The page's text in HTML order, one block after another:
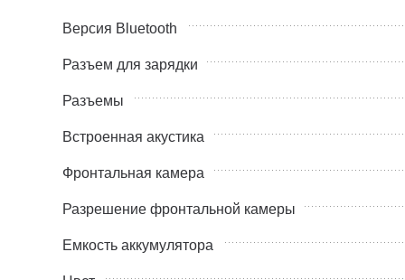
Версия Bluetooth
Разъем для зарядки
Разъемы
Встроенная акустика
Фронтальная камера
Разрешение фронтальной камеры
Емкость аккумулятора